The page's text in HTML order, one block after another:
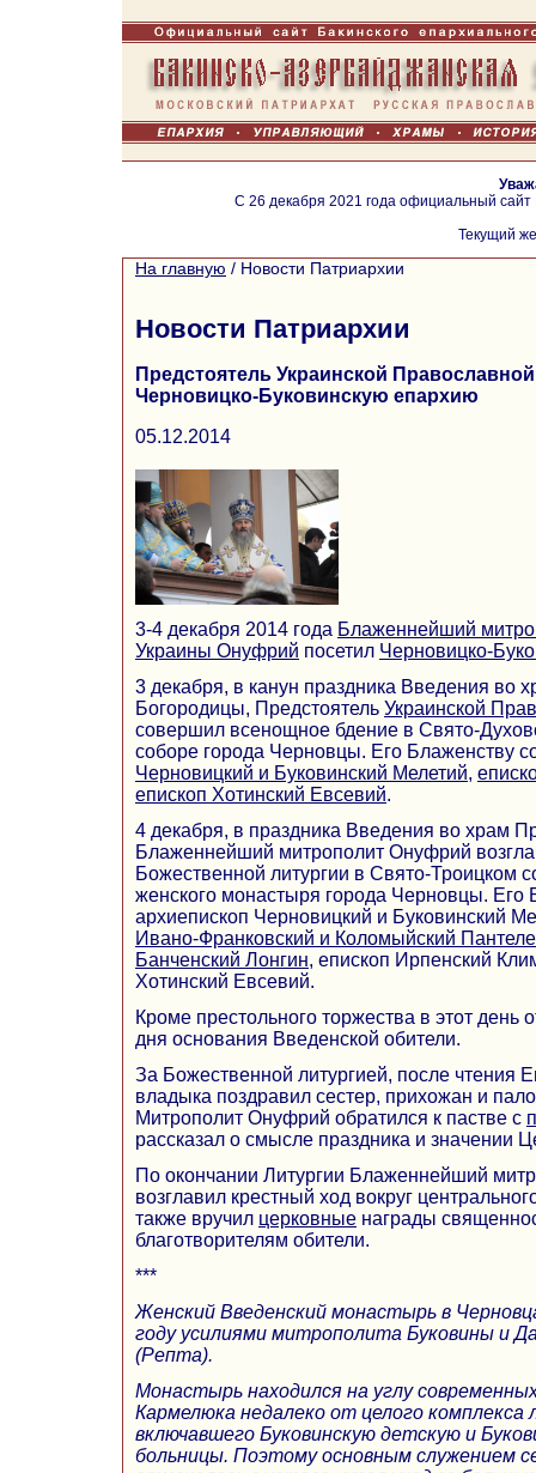
С 26 декабря 2021 года официальный
Текущий
На главную / Новости Патриархии
Новости Патриархии
Предстоятель Украинской
Черновицко-Буковинскую епархию
05.12.2014
3-4 декабря 2014 года Блаженнейший
Украины Онуфрий посетил Черновицко-
3 декабря, в канун праздника Введения во
Богородицы, Предстоятель Украинской
совершил всенощное бдение в Свято-
соборе города Черновцы. Его Блаженству
Черновицкий и Буковинский Мелетий,
епископ Хотинский Евсевий.
4 декабря, в праздника Введения во храм
Блаженнейший митрополит Онуфрий
Божественной литургии в Свято-Троицком
женского монастыря города Черновцы. Его
архиепископ Черновицкий и Буковинский
Ивано-Франковский и Коломыйский
Банченский Лонгин, епископ Ирпенский
Хотинский Евсевий.
Кроме престольного торжества в этот день
дня основания Введенской обители.
За Божественной литургией, после чтения
владыка поздравил сестер, прихожан и
Митрополит Онуфрий обратился к пастве с
рассказал о смысле праздника и значении
По окончании Литургии Блаженнейший
возглавил крестный ход вокруг
также вручил церковные награды
благотворителям обители.
***
Женский Введенский монастырь в
году усилиями митрополита Буковины и
(Репта).
Монастырь находился на углу
Кармелюка недалеко от целого комплекса
включавшего Буковинскую детскую и
больницы. Поэтому основным служением